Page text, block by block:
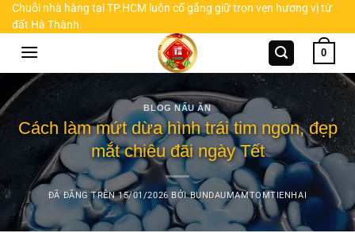
Chuyển
đến
Chuỗi nhà hàng tại TP.HCM luôn cố gắng giữ trọn vẹn hương vị từ
đất Hà Thành.
0
BLOG NẤU ĂN
Cách làm mứt dừa hình trái tim ngon, đẹp
mắt chiêu đãi ngày Tết
ĐÃ ĐĂNG TRÊN15/01/2026 BỞIBUNDAUMAMTOMTIENHAI